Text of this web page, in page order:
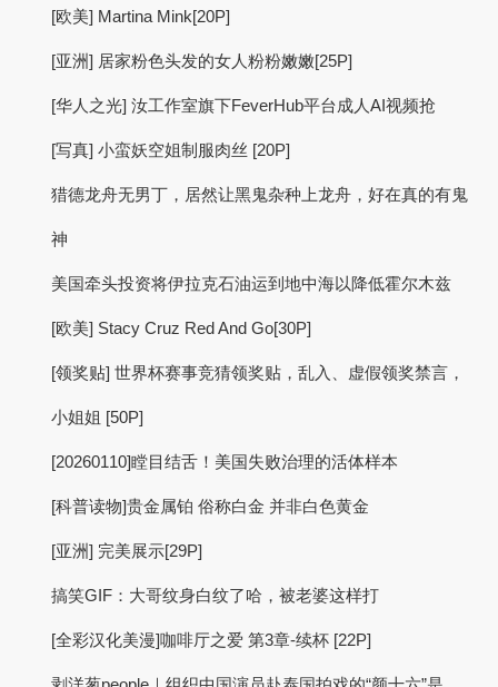
[欧美] Martina Mink[20P]
[亚洲] 居家粉色头发的女人粉粉嫩嫩[25P]
[华人之光] 汝工作室旗下FeverHub平台成人AI视频抢
[写真] 小蛮妖空姐制服肉丝 [20P]
猎德龙舟无男丁，居然让黑鬼杂种上龙舟，好在真的有鬼
神
美国牵头投资将伊拉克石油运到地中海以降低霍尔木兹
[欧美] Stacy Cruz Red And Go[30P]
[领奖贴] 世界杯赛事竞猜领奖贴，乱入、虚假领奖禁言，
小姐姐 [50P]
[20260110]瞠目结舌！美国失败治理的活体样本
[科普读物]贵金属铂 俗称白金 并非白色黄金
[亚洲] 完美展示[29P]
搞笑GIF：大哥纹身白纹了哈，被老婆这样打
[全彩汉化美漫]咖啡厅之爱 第3章-续杯 [22P]